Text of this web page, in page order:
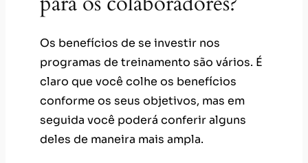
Os benefícios de se investir nos
programas de treinamento são vários. É
claro que você colhe os benefícios
conforme os seus objetivos, mas em
seguida você poderá conferir alguns
deles de maneira mais ampla.